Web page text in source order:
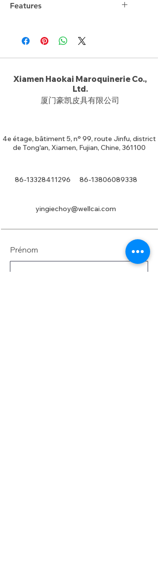
Features
Xiamen Haokai Maroquinerie Co.,
Ltd.
厦门豪凯皮具有限公司
4e étage, bâtiment 5, n° 99, route Jinfu, district
de Tong'an, Xiamen, Fujian, Chine, 361100
86-13328411296 86-13806089338
yingiechoy@wellcai.com
Prénom